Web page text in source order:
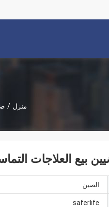
منزل /
بيع العلاجات
الصين
saferlife